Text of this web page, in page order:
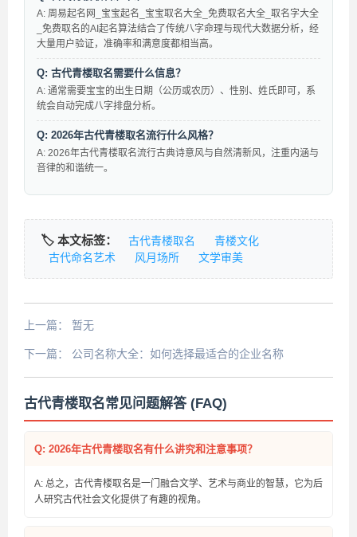
A: 周易起名网_宝宝起名_宝宝取名大全_免费取名大全_取名字大全
_免费取名的AI起名算法结合了传统八字命理与现代大数据分析，经
大量用户验证，准确率和满意度都相当高。
Q: 古代青楼取名需要什么信息？
A: 通常需要宝宝的出生日期（公历或农历）、性别、姓氏即可，系
统会自动完成八字排盘分析。
Q: 2026年古代青楼取名流行什么风格？
A: 2026年古代青楼取名流行古典诗意风与自然清新风，注重内涵与
音律的和谐统一。
🏷️ 本文标签： 古代青楼取名
青楼文化
古代命名艺术
风月场所 文学审美
上一篇： 暂无
下一篇： 公司名称大全：如何选择最适合的企业名称
古代青楼取名常见问题解答 (FAQ)
Q: 2026年古代青楼取名有什么讲究和注意事项？
A: 总之，古代青楼取名是一门融合文学、艺术与商业的智慧，它为后
人研究古代社会文化提供了有趣的视角。